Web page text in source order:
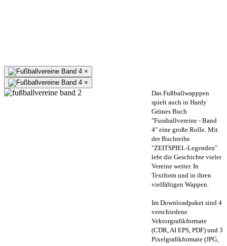
×
×
Das Fußballwapppen
spielt auch in Hardy
Grünes Buch
"Fussballvereine - Band
4" eine große Rolle. Mit
der Buchreihe
"ZEITSPIEL-Legenden"
lebt die Geschichte vieler
Vereine weiter. In
Textform und in ihren
vielfältigen Wappen.
Im Downloadpaket sind 4
verschiedene
Vektorgrafikformate
(CDR, AI EPS, PDF) und 3
Pixelgrafikformate (JPG,